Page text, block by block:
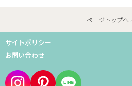
ページトップへ
サイトポリシー
お問い合わせ